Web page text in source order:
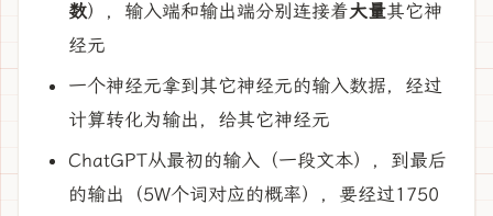
数），输入端和输出端分别连接着大量其它神
经元
一个神经元拿到其它神经元的输入数据，经过
计算转化为输出，给其它神经元
ChatGPT从最初的输入（一段文本），到最后
的输出（5W个词对应的概率），要经过1750